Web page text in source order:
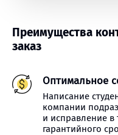
Преимущества
заказ
Оптимальное
Написание
компании
и исправление
гарантийного